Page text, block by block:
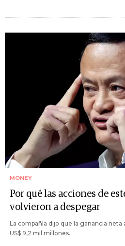
MONEY
Por qué las acciones de
volvieron a despegar
La compañía dijo que la ganancia neta
US$ 9,2 mil millones.